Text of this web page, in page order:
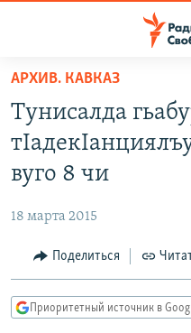
упрощенного
доступа
Вернуться
основному
Вернутся
Вернутся
ПОДКАСТЫ
АВТОРСКИЕ ПРОЕКТЫ
МНЕНИЯ
КУЛЬТУРА
КАВКАЗ.РЕАЛИИ
АРХИВ. КАВКАЗ
Тунисалда
вуго 8 чи
18 марта 2015
Поделиться
Приоритетный источник в